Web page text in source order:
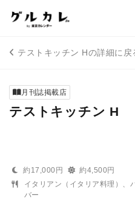
テストキッチン Hの詳細に戻
月刊誌掲載店
テストキッチン H
約17,000円
約4,500円
イタリアン（イタリア料理）、
バー